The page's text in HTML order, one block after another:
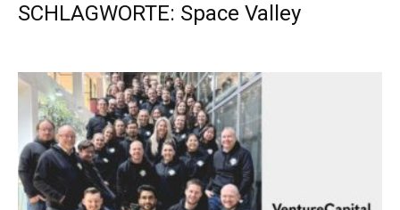
SCHLAGWORTE: Space Valley